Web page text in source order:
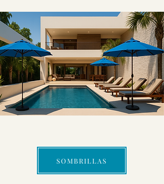
SOMBRILLAS